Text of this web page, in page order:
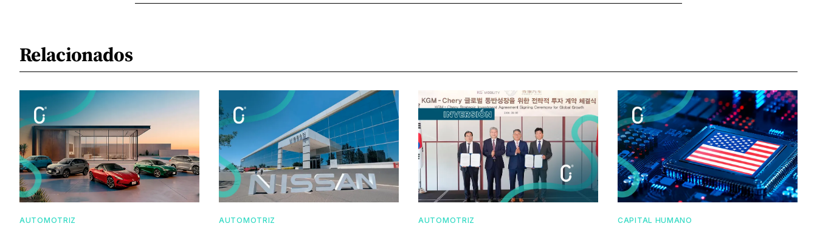
Relacionados
AUTOMOTRIZ AUTOMOTRIZ AUTOMOTRIZ CAPITAL HUMANO